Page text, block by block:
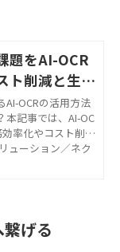
題をAI-OCR
ト削減と生産
する秘訣
AI-OCRの活用方法
本記事では、AI-OC
率化やコスト削減
リット、選び方の
すく解説しま
ューション／ネク
げる